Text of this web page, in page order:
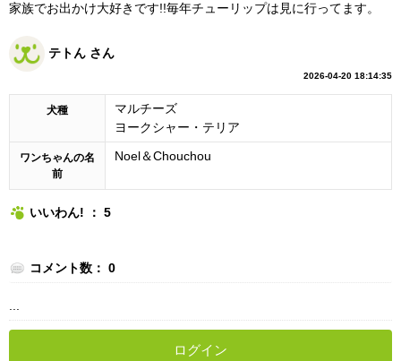
家族でお出かけ大好きです!!毎年チューリップは見に行ってます。
テトん さん
2026-04-20 18:14:35
犬種
マルチーズ
ヨークシャー・テリア
ワンちゃんの名
前
Noel＆Chouchou
いいわん! ： 5
コメント数： 0
...
ログイン